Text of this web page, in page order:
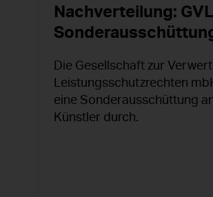
Nachverteilung:
Die Gesellschaft zur
Leistungsschutzrechten
eine Sonderausschüttung
Künstler durch.